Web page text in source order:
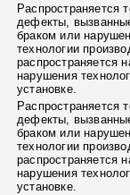
Распространяется
дефекты,
браком или
технологии
распространяется
нарушения
установке.
Распространяется
дефекты,
браком или
технологии
распространяется
нарушения
установке.